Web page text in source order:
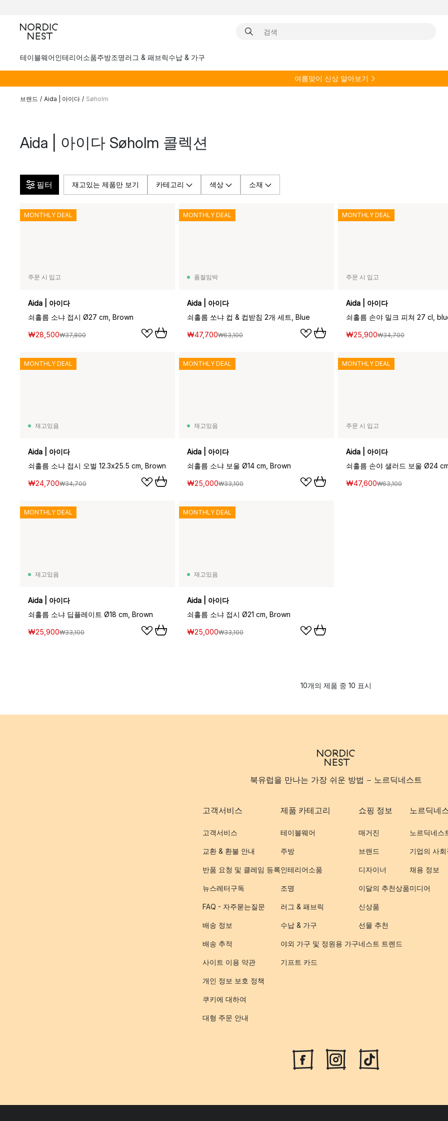
테이블웨어인테리어소품주방조명러그 & 패브릭수납 & 가구
여름맞이 신상 알아보기
브랜드 / Aida | 아이다 / Søholm
Aida | 아이다 Søholm 콜렉션
필터 재고있는 제품만 보기 카테고리 색상 소재
주문 시 입고
Aida | 아이다
쇠홀름 소냐 접시 Ø27 cm, Brown
₩28,500₩37,800
MONTHLY DEAL
품절임박
Aida | 아이다
쇠홀름 쏘냐 컵 & 컵받침 2개 세트, Blue
₩47,700₩63,100
MONTHLY DEAL
주문 시 입고
Aida | 아이다
쇠홀름 손야 밀크 피쳐 27 cl,
₩25,900₩34,700
MONTHLY DEAL
재고있음
Aida | 아이다
쇠홀름 소냐 접시 오벌 12.3x25.5 cm, Brown
₩24,700₩34,700
MONTHLY DEAL
재고있음
Aida | 아이다
쇠홀름 소냐 보울 Ø14 cm, Brown
₩25,000₩33,100
MONTHLY DEAL
주문 시 입고
Aida | 아이다
쇠홀름 손야 샐러드 보울 Ø24
₩47,600₩63,100
MONTHLY DEAL
재고있음
Aida | 아이다
쇠홀름 소냐 딥플레이트 Ø18 cm, Brown
₩25,900₩33,100
MONTHLY DEAL
재고있음
Aida | 아이다
쇠홀름 소냐 접시 Ø21 cm, Brown
₩25,000₩33,100
MONTHLY DEAL
10개의 제품 중 10 표시
북유럽을 만나는 가장 쉬운 방법 - 노르딕네스트
고객서비스
고객서비스
교환 & 환불 안내
반품 요청 및 클레임 등록
뉴스레터구독
FAQ - 자주묻는질문
배송 정보
배송 추적
사이트 이용 약관
개인 정보 보호 정책
쿠키에 대하여
대형 주문 안내
제품 카테고리
테이블웨어
주방
인테리어소품
조명
러그 & 패브릭
수납 & 가구
야외 가구 및 정원용 가구
기프트 카드
쇼핑 정보
매거진
브랜드
디자이너
이달의 추천상품
신상품
선물 추천
네스트 트렌드
노르딕네
노르딕네스
기업의 사회
채용 정보
미디어